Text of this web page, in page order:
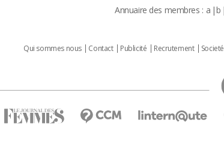
Annuaire des membres : a b
Qui sommes nous Contact Publicité Recrutement Societé